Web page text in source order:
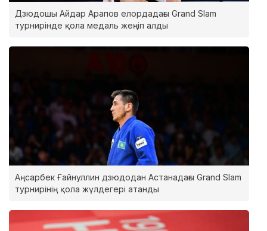
Дзюдошы Айдар Арапов елордадағы Grand Slam
турнирінде қола медаль жеңіп алды
Аңсарбек Ғайнуллин дзюдодан Астанадағы Grand Slam
турнирінің қола жүлдегері атанды